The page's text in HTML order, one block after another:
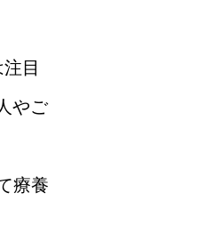
目
やご
療養